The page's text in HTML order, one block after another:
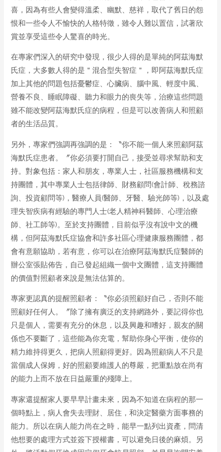
喜，因為有些人會變得溫柔、幽默、慈祥，取代了舊日的怨
恨和一些令人不愉快的人格特徵，雖令人難以置信，試著欣
賞並享受這些令人驚喜的時光。
在專家們深入的研究中發現，很少人得的是單純的阿茲海默
氏症，大多數人得的是＂混合型失智症＂，即阿茲海默氏症
加上其他的問題包括憂鬱症、心臟病、腦中風、輕度中風、
營養不良、睡眠障礙、聽力和眼力的喪失等，治療這些問題
雖不能改變阿茲海默氏症的病程，但是可以改善病人和照顧
者的生活品質。
另外，專家們強調再強調的是：〝你不能一個人來照顧阿茲
海默氏症患者。〞你必須要打開自己，接受並尋求幫助和支
持。對象包括：家人和朋友，專業人士，社區服務機構和支
持團體，其中專業人士包括律師、財務顧問(會計師、稅務諮
詢、投資顧問等)，醫療人員(醫師、牙醫、驗光師等)，以及處
理失智疾病有經驗的專門人士(老人精神科醫師、心理治療
師、社工師等)。至於支持團體，目前似乎沒有說中文的機
構，但阿茲海默氏症協會和許多社區心理健康服務團體，都
會有意願協助，若有意，你可以在治療阿茲海默氏症醫師的
辦公室張貼佈告，自己發起組織一個中文團體，這支持團體
的價值對照顧者來說是無法估算的。
專家更認真的提醒照顧者：〝你必須照顧好自己，否則不能
照顧好任何人。〞除了擁有廣泛的支持網路外，要記得你也
只是個人，需要有充分的休息，以及興趣和嗜好，親友的關
係也不要斷了，這些能為你充電，幫助你身心平衡，使你的
精力維持得更久，把病人照顧得更好。因為照顧病人不只是
當個成人保姆，好的照顧要維護人的尊嚴，把重點放在尚有
的能力上而不放在日益嚴重的殘障上。
專家還提醒家人要早早計畫未來，因為不知道在病程的那一
個時點上，病人會失去理財、居住，和決定醫藥方面事務的
能力。所以在病人能力尚在之時，能早一點列出資產，問清
他想要的處理方式並簽下授權書，可以避免日後的麻煩。另